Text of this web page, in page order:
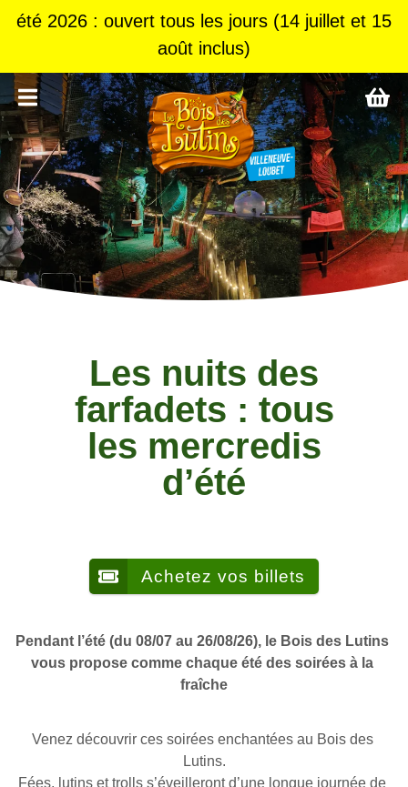
été 2026 : ouvert tous les jours (14 juillet et 15
août inclus)
Les nuits des
farfadets : tous
les mercredis
d’été
Achetez vos billets
Pendant l’été (du 08/07 au 26/08/26), le Bois des Lutins
vous propose comme chaque été des soirées à la
fraîche
Venez découvrir ces soirées enchantées au Bois des
Lutins.
Fées, lutins et trolls s’éveilleront d’une longue journée de